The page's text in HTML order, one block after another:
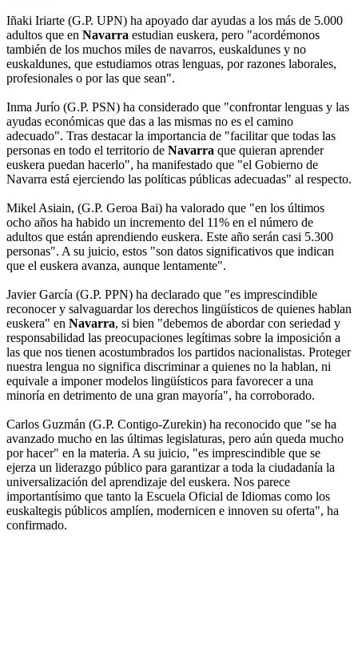
Iñaki Iriarte (G.P. UPN) ha apoyado dar ayudas a los más de 5.000
adultos que en Navarra estudian euskera, pero "acordémonos
también de los muchos miles de navarros, euskaldunes y no
euskaldunes, que estudiamos otras lenguas, por razones laborales,
profesionales o por las que sean".
Inma Jurío (G.P. PSN) ha considerado que "confrontar lenguas y las
ayudas económicas que das a las mismas no es el camino
adecuado". Tras destacar la importancia de "facilitar que todas las
personas en todo el territorio de Navarra que quieran aprender
euskera puedan hacerlo", ha manifestado que "el Gobierno de
Navarra está ejerciendo las políticas públicas adecuadas" al respecto.
Mikel Asiain, (G.P. Geroa Bai) ha valorado que "en los últimos
ocho años ha habido un incremento del 11% en el número de
adultos que están aprendiendo euskera. Este año serán casi 5.300
personas". A su juicio, estos "son datos significativos que indican
que el euskera avanza, aunque lentamente".
Javier García (G.P. PPN) ha declarado que "es imprescindible
reconocer y salvaguardar los derechos lingüísticos de quienes hablan
euskera" en Navarra, si bien "debemos de abordar con seriedad y
responsabilidad las preocupaciones legítimas sobre la imposición a
las que nos tienen acostumbrados los partidos nacionalistas. Proteger
nuestra lengua no significa discriminar a quienes no la hablan, ni
equivale a imponer modelos lingüísticos para favorecer a una
minoría en detrimento de una gran mayoría", ha corroborado.
Carlos Guzmán (G.P. Contigo-Zurekin) ha reconocido que "se ha
avanzado mucho en las últimas legislaturas, pero aún queda mucho
por hacer" en la materia. A su juicio, "es imprescindible que se
ejerza un liderazgo público para garantizar a toda la ciudadanía la
universalización del aprendizaje del euskera. Nos parece
importantísimo que tanto la Escuela Oficial de Idiomas como los
euskaltegis públicos amplíen, modernicen e innoven su oferta", ha
confirmado.